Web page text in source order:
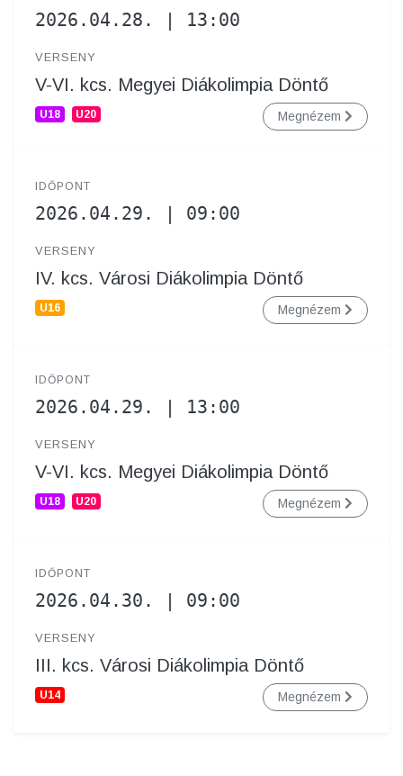
2026.04.28. | 13:00
VERSENY
V-VI. kcs. Megyei Diákolimpia Döntő
U18 U20 Megnézem
IDŐPONT
2026.04.29. | 09:00
VERSENY
IV. kcs. Városi Diákolimpia Döntő
U16 Megnézem
IDŐPONT
2026.04.29. | 13:00
VERSENY
V-VI. kcs. Megyei Diákolimpia Döntő
U18 U20 Megnézem
IDŐPONT
2026.04.30. | 09:00
VERSENY
III. kcs. Városi Diákolimpia Döntő
U14 Megnézem